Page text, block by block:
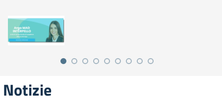
Notizie